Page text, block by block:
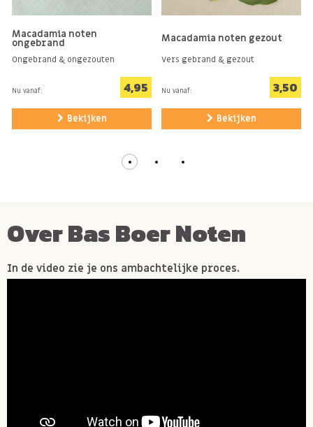
Macadamia noten
ongebrand
Ongebrand & ongezouten
Nu vanaf: 4,95
Bekijken
Macadamia noten gezout
Vers gebrand & gezout
Nu vanaf: 3,50
Bekijken
Over Bas Boer Noten
In de video zie je ons ambachtelijke proces.